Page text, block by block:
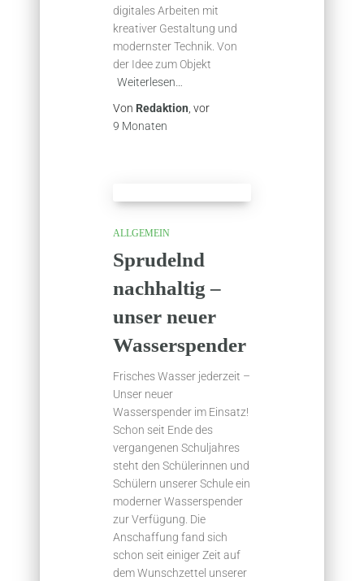
digitales Arbeiten mit
kreativer Gestaltung und
modernster Technik. Von
der Idee zum Objekt
Weiterlesen…
Von Redaktion , vor
9 Monaten
ALLGEMEIN
Sprudelnd
nachhaltig –
unser neuer
Wasserspender
Frisches Wasser jederzeit –
Unser neuer
Wasserspender im Einsatz!
Schon seit Ende des
vergangenen Schuljahres
steht den Schülerinnen und
Schülern unserer Schule ein
moderner Wasserspender
zur Verfügung. Die
Anschaffung fand sich
schon seit einiger Zeit auf
dem Wunschzettel unserer